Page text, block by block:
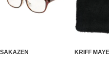
SAKAZEN KRIFF